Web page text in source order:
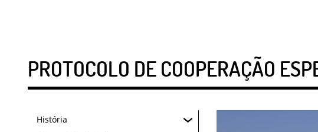
PROTOCOLO DE COOPERAÇÃO
História